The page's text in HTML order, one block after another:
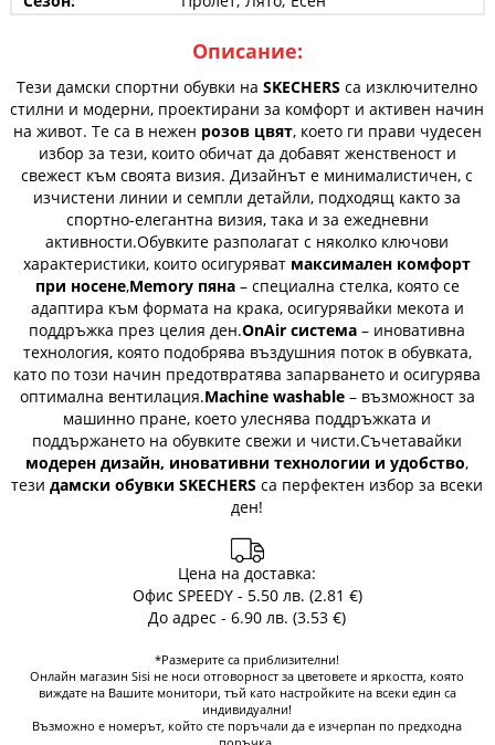
Описание:
Тези дамски спортни обувки наSKECHERS са изключително
стилни и модерни, проектирани за комфорт и активен начин
на живот. Те са в нежен розов цвят, което ги прави чудесен
избор за тези, които обичат да добавят женственост и
свежест към своята визия. Дизайнът е минималистичен, с
изчистени линии и семпли детайли, подходящ както за
спортно-елегантна визия, така и за ежедневни
активности.Обувките разполагат с няколко ключови
характеристики, които осигуряват максимален комфорт
при носене,Memory пяна– специална стелка, която се
адаптира към формата на крака, осигурявайки мекота и
поддръжка през целия ден.OnAir система – иновативна
технология, която подобрява въздушния поток в обувката,
като по този начин предотвратява запарването и осигурява
оптимална вентилация.Machine washable– възможност за
машинно пране, което улеснява поддръжката и
поддържането на обувките свежи и чисти.Съчетавайки
модерен дизайн, иновативни технологии и удобство,
тезидамски обувки SKECHERS са перфектен избор за всеки
ден!
Цена на доставка:
Офис SPEEDY - 5.50 лв. (2.81 €)
До адрес - 6.90 лв. (3.53 €)
*Размерите са приблизителни!
Онлайн магазин Sisi не носи отговорност за цветовете и яркостта, която
виждате на Вашите монитори, тъй като настройките на всеки един са
индивидуални!
Възможно е номерът, който сте поръчали да е изчерпан по предходна